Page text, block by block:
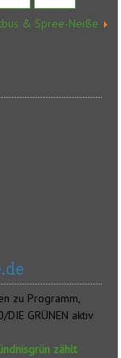
& Spree-Neiße
zu Programm,
GRÜNEN aktiv
zählt